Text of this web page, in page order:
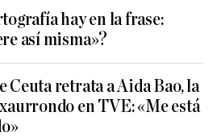
hay en la frase:
así misma»?
Ceuta retrata a Aida Bao, la
en TVE: «Me está